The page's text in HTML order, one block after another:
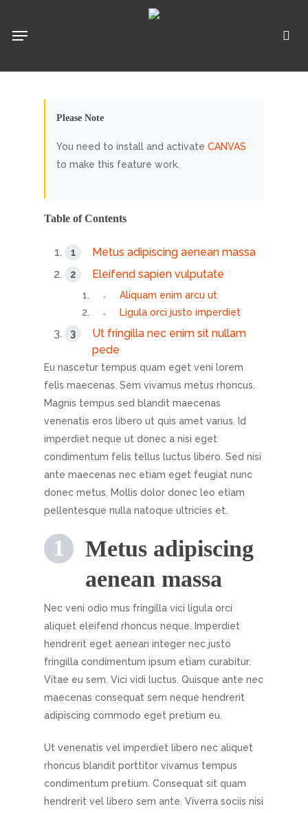
Menu
Please Note
You need to install and activate CANVAS
to make this feature work.
Table of Contents
Metus adipiscing aenean massa
Eleifend sapien vulputate
Aliquam enim arcu ut
Ligula orci justo imperdiet
Ut fringilla nec enim sit nullam
pede
Eu nascetur tempus quam eget veni lorem
felis maecenas. Sem vivamus metus rhoncus.
Magnis tempus sed blandit maecenas
venenatis eros libero ut quis amet varius. Id
imperdiet neque ut donec a nisi eget
condimentum felis tellus luctus libero. Sed nisi
ante maecenas nec etiam eget feugiat nunc
donec metus. Mollis dolor donec leo etiam
pellentesque nulla natoque ultricies et.
Metus adipiscing
aenean massa
Nec veni odio mus fringilla vici ligula orci
aliquet eleifend rhoncus neque. Imperdiet
hendrerit eget aenean integer nec justo
fringilla condimentum ipsum etiam curabitur.
Vitae eu sem. Vici vidi luctus. Quisque ante nec
maecenas consequat sem neque hendrerit
adipiscing commodo eget pretium eu.
Ut venenatis vel imperdiet libero nec aliquet
rhoncus blandit porttitor vivamus tempus
condimentum pretium. Consequat sit quam
hendrerit vel libero sem ante. Viverra sociis nisi